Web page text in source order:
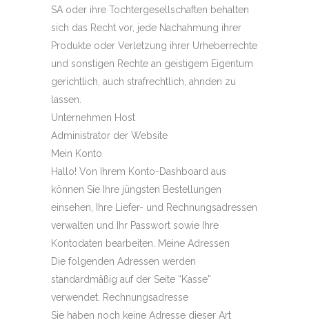
SA oder ihre Tochtergesellschaften behalten
sich das Recht vor, jede Nachahmung ihrer
Produkte oder Verletzung ihrer Urheberrechte
und sonstigen Rechte an geistigem Eigentum
gerichtlich, auch strafrechtlich, ahnden zu
lassen.
Unternehmen Host
Administrator der Website
Mein Konto
Hallo! Von Ihrem Konto-Dashboard aus
können Sie Ihre jüngsten Bestellungen
einsehen, Ihre Liefer- und Rechnungsadressen
verwalten und Ihr Passwort sowie Ihre
Kontodaten bearbeiten. Meine Adressen
Die folgenden Adressen werden
standardmäßig auf der Seite “Kasse”
verwendet. Rechnungsadresse
Sie haben noch keine Adresse dieser Art